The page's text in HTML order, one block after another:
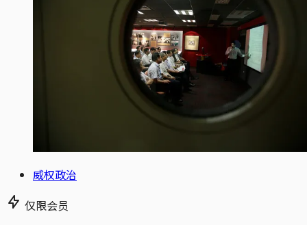
威权政治
仅限会员